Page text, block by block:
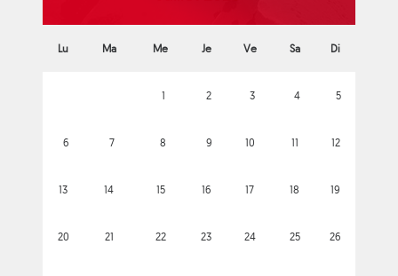
Lu Ma Me Je Ve Sa Di
1 2 3 4 5
6 7 8 9 10 11 12
13 14 15 16 17 18 19
20 21 22 23 24 25 26